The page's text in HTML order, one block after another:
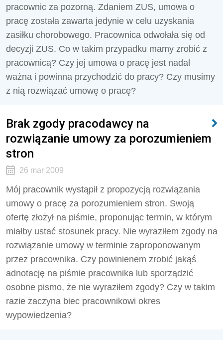
pracownic za pozorną. Zdaniem ZUS, umowa o
pracę została zawarta jedynie w celu uzyskania
zasiłku chorobowego. Pracownica odwołała się od
decyzji ZUS. Co w takim przypadku mamy zrobić z
pracownicą? Czy jej umowa o pracę jest nadal
ważna i powinna przychodzić do pracy? Czy musimy
z nią rozwiązać umowę o pracę?
Brak zgody pracodawcy na
rozwiązanie umowy za porozumieniem
stron
26 mar 2009
Mój pracownik wystąpił z propozycją rozwiązania
umowy o pracę za porozumieniem stron. Swoją
ofertę złożył na piśmie, proponując termin, w którym
miałby ustać stosunek pracy. Nie wyraziłem zgody na
rozwiązanie umowy w terminie zaproponowanym
przez pracownika. Czy powinienem zrobić jakąś
adnotację na piśmie pracownika lub sporządzić
osobne pismo, że nie wyraziłem zgody? Czy w takim
razie zaczyna biec pracownikowi okres
wypowiedzenia?